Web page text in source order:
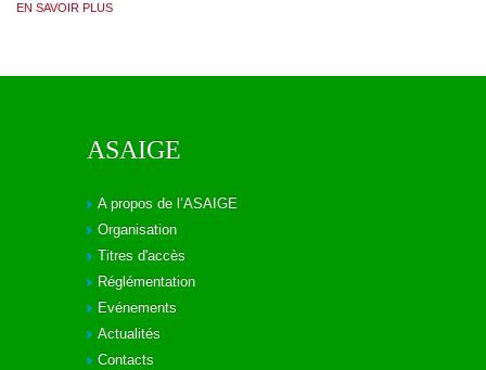
EN SAVOIR PLUS
ASAIGE
A propos de l’ASAIGE
Organisation
Titres d'accès
Réglémentation
Evénements
Actualités
Contacts